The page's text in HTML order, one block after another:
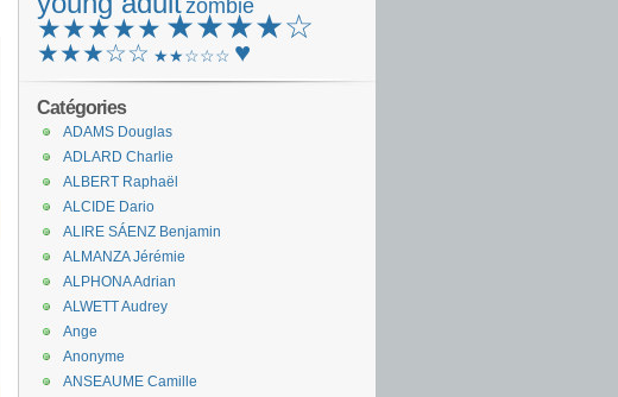
zombie
★★★★★ ★★★★☆
★★★☆☆ ★★☆☆☆ ♥
Catégories
ADAMS Douglas
ADLARD Charlie
ALBERT Raphaël
ALCIDE Dario
ALIRE SÁENZ Benjamin
ALMANZA Jérémie
ALPHONA Adrian
ALWETT Audrey
Ange
Anonyme
ANSEAUME Camille